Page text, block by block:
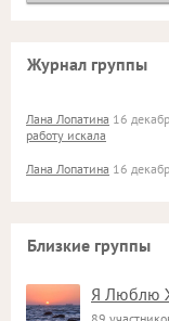
Журнал группы
Лана Лопатина 16
работу искала
Лана Лопатина 16
Близкие группы
Я Люблю